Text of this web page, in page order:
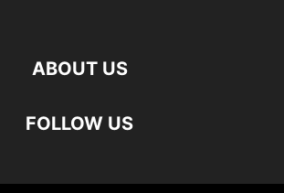
ABOUT US
FOLLOW US